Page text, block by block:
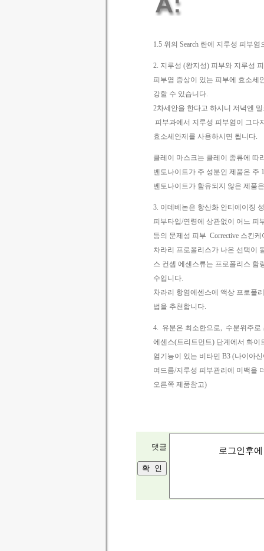
1.5 위의 Search 란에 지루성 피부
2. 지루성 (왕지성) 피부와 지루성
피부염 증상이 있는 피부에 효소세
강할 수 있습니다.
2차세안을 한다고 하시니 저녁엔
피부과에서 지루성 피부염이 그다
효소세안제를 사용하시면 됩니다.
클레이 마스크는 클레이 종류에
벤토나이트가 주 성분인 제품은 주
벤토나이트가 함유되지 않은 제품
3. 이데베논은 항산화 안티에이징
피부타입/연령에 상관없이 어느 피
등의 문제성 피부 Corrective 스킨
차라리 프로폴리스가 나은 선택이
스 컨셉 에센스류는 프로폴리스 함
수입니다.
차라리 항염에센스에 액상 프로폴
법을 추천합니다.
4. 유분은 최소한으로, 수분위주로
에센스(트리트먼트) 단계에서 화이
염기능이 있는 비타민 B3 (나이아
여드름/지루성 피부관리에 미백을
오른쪽 제품참고)
댓글